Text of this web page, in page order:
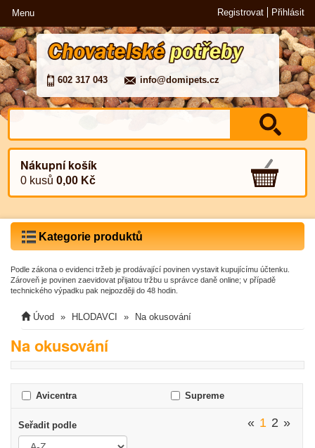
Menu Registrovat Přihlásit
602 317 043 info@domipets.cz
Nákupní košík
0 kusů0,00 Kč
Kategorie produktů
Podle zákona o evidenci tržeb je prodávající povinen vystavit kupujícímu účtenku.
Zároveň je povinen zaevidovat přijatou tržbu u správce daně online; v případě
technického výpadku pak nejpozději do 48 hodin.
Úvod HLODAVCI Na okusování
Na okusování
Avicentra Supreme
Seřadit podle « 1 2 »